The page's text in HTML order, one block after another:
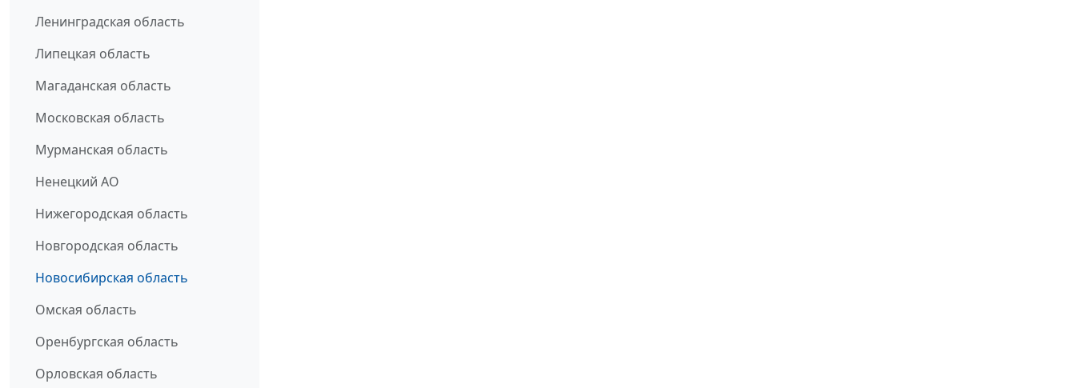
Ленинградская область
Липецкая область
Магаданская область
Московская область
Мурманская область
Ненецкий АО
Нижегородская область
Новгородская область
Новосибирская область
Омская область
Оренбургская область
Орловская область